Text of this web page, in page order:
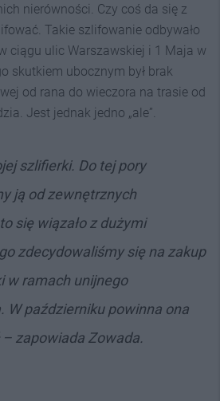
nierówności. Czy coś da się z
Takie szlifowanie odbywało
ciągu ulic Warszawskiej i 1 Maja w
skutkiem ubocznym był brak
od rana do wieczora na trasie od
Jest jednak jedno „ale”.
szlifierki. Do tej pory
ją od zewnętrznych
się wiązało z dużymi
zdecydowaliśmy się na zakup
w ramach unijnego
W październiku powinna ona
zapowiada Zowada.